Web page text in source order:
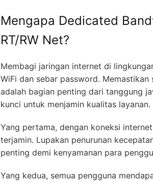
Mengapa Dedicated
RT/RW Net?
Membagi jaringan internet di
WiFi dan sebar password.
adalah bagian penting dari tanggung
kunci untuk menjamin kualitas layanan.
Yang pertama, dengan koneksi
terjamin. Lupakan penurunan
penting demi kenyamanan para
Yang kedua, semua pengguna